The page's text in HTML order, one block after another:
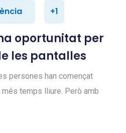
+1
oportunitat per
les pantalles
persones han començat
temps lliure. Però amb